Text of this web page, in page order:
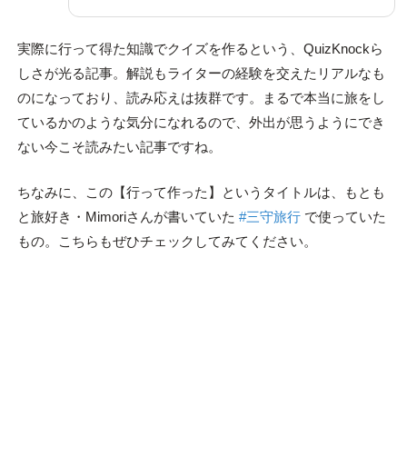
実際に行って得た知識でクイズを作るという、QuizKnockら
しさが光る記事。解説もライターの経験を交えたリアルなも
のになっており、読み応えは抜群です。まるで本当に旅をし
ているかのような気分になれるので、外出が思うようにでき
ない今こそ読みたい記事ですね。
ちなみに、この【行って作った】というタイトルは、もとも
と旅好き・Mimoriさんが書いていた #三守旅行で使っていた
もの。こちらもぜひチェックしてみてください。